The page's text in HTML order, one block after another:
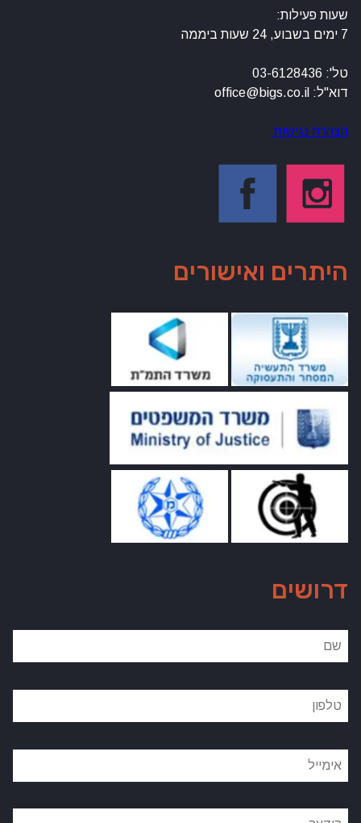
שעות פעילות:
7 ימים בשבוע, 24 שעות ביממה
טל': 03-6128436
דוא"ל: office@bigs.co.il
הצהרת נגישות
היתרים ואישורים
דרושים